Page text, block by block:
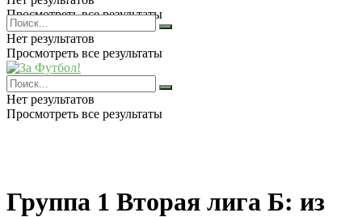
Просмотреть все результаты
Нет результатов
Просмотреть все результаты
Нет результатов
Просмотреть все результаты
Группа 1 Вторая лига Б: из